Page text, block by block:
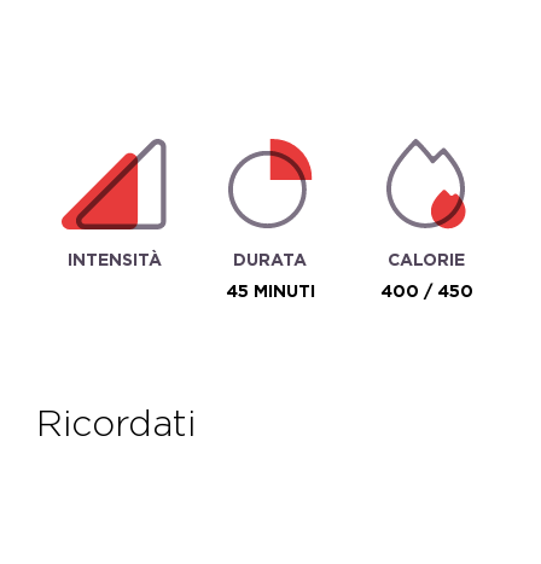
INTENSITÀ
DURATA
45 MINUTI
CALORIE
400 / 450
ricordati